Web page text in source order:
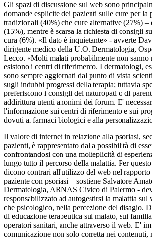
Gli spazi di discussione sul web sono
domande esplicite dei pazienti sulle cure per la
tradizionali (40%) che cure alternative (27%) –
(15%), mentre è scarsa la richiesta di consigli
cura (6%). «Il dato è inquietante» - avverte
dirigente medico della U.O. Dermatologia,
Lecco. «Molti malati probabilmente non sanno
esistono i centri di riferimento. I dermatologi,
sono sempre aggiornati dal punto di vista
sugli indubbi progressi della terapia; tuttavia
preferiscono i consigli dei naturopati o di
addirittura utenti anonimi dei forum. E'
l'informazione sui centri di riferimento e sui
dovuti ai farmaci biologici e alla
Il valore di internet in relazione alla psoriasi,
pazienti, è rappresentato dalla possibilità di
confrontandosi con una molteplicità di
lungo tutto il percorso della malattia. Per
dicono contrari all'utilizzo del web nel rapporto
paziente con psoriasi – sostiene Salvatore
Dermatologia, ARNAS Civico di Palermo -
responsabilizzato ad autogestirsi la malattia sul
che psicologico, nella percezione del disagio.
di educazione terapeutica sul malato, sui
operatori sanitari, anche attraverso il web. E'
comunicazione non solo corretta nei contenuti,